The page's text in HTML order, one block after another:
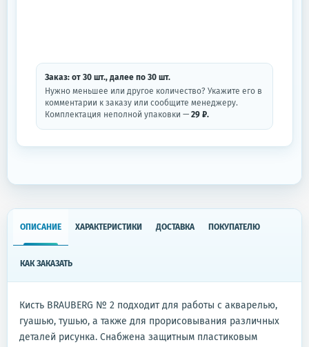
Заказ: от 30 шт., далее по 30 шт.
Нужно меньшее или другое количество? Укажите его в
комментарии к заказу или сообщите менеджеру.
Комплектация неполной упаковки — 29 ₽.
ОПИСАНИЕ ХАРАКТЕРИСТИКИ ДОСТАВКА ПОКУПАТЕЛЮ
КАК ЗАКАЗАТЬ
Кисть BRAUBERG № 2 подходит для работы с акварелью,
гуашью, тушью, а также для прорисовывания различных
деталей рисунка. Снабжена защитным пластиковым